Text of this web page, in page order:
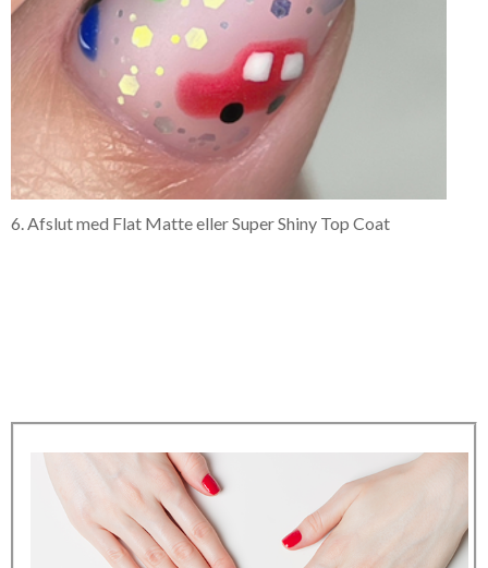
6. Afslut med Flat Matte eller Super Shiny Top Coat